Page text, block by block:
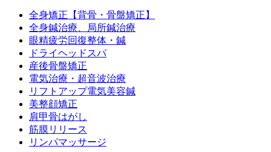
全身矯正【背骨・骨盤矯正】
全身鍼治療、局所鍼治療
眼精疲労回復整体・鍼
ドライヘッドスパ
産後骨盤矯正
電気治療・超音波治療
リフトアップ電気美容鍼
美整顔矯正
肩甲骨はがし
筋膜リリース
リンパマッサージ